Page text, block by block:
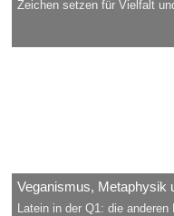
Zeichen setzen für Vielfalt
Veganismus, Metaphysik
Latein in der Q1: die